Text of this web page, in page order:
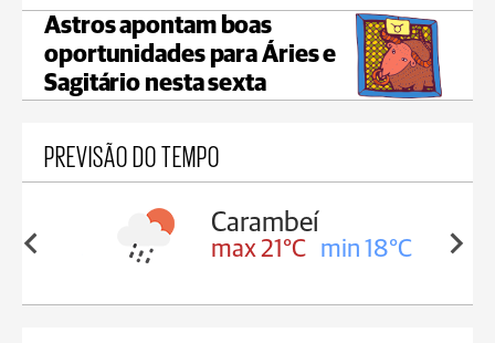
Astros apontam boas
oportunidades para Áries e
Sagitário nesta sexta
PREVISÃO DO TEMPO
18°C
Carambeí
max 21°C min 18°C